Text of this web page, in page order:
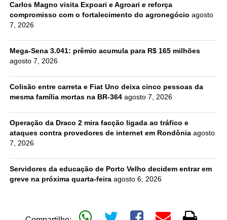
Carlos Magno visita Expoari e Agroari e reforça
compromisso com o fortalecimento do agronegócio agosto
7, 2026
Mega-Sena 3.041: prêmio acumula para R$ 165 milhões
agosto 7, 2026
Colisão entre carreta e Fiat Uno deixa cinco pessoas da
mesma família mortas na BR-364 agosto 7, 2026
Operação da Draco 2 mira facção ligada ao tráfico e
ataques contra provedores de internet em Rondônia agosto
7, 2026
Servidores da educação de Porto Velho decidem entrar em
greve na próxima quarta-feira agosto 6, 2026